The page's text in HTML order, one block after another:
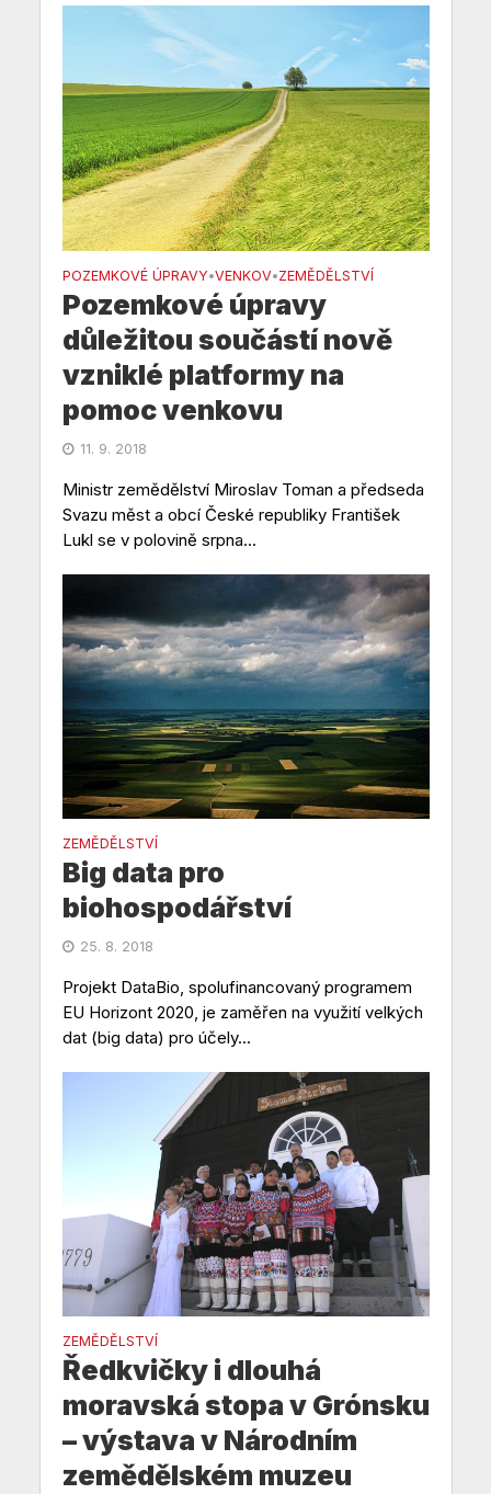
POZEMKOVÉ ÚPRAVY•VENKOV•ZEMĚDĚLSTVÍ
Pozemkové úpravy
důležitou součástí nově
vzniklé platformy na
pomoc venkovu
11. 9. 2018
Ministr zemědělství Miroslav Toman a předseda
Svazu měst a obcí České republiky František
Lukl se v polovině srpna...
ZEMĚDĚLSTVÍ
Big data pro
biohospodářství
25. 8. 2018
Projekt DataBio, spolufinancovaný programem
EU Horizont 2020, je zaměřen na využití velkých
dat (big data) pro účely...
ZEMĚDĚLSTVÍ
Ředkvičky i dlouhá
moravská stopa v Grónsku
– výstava v Národním
zemědělském muzeu